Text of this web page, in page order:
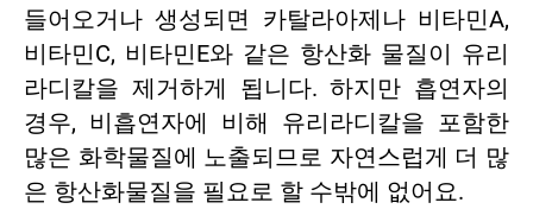
들어오거나 생성되면 카탈라아제나 비타민A,
비타민C, 비타민E와 같은 항산화 물질이 유리
라디칼을 제거하게 됩니다. 하지만 흡연자의
경우, 비흡연자에 비해 유리라디칼을 포함한
많은 화학물질에 노출되므로 자연스럽게 더 많
은 항산화물질을 필요로 할 수밖에 없어요.